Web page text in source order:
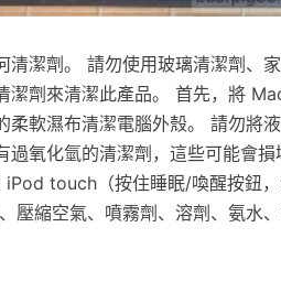
潔劑。 請勿使用玻璃清潔劑、家
潔劑來清潔此產品。 首先，將
軟濕布清潔電腦外殼。 請勿將
氧化氫的清潔劑，這些可能會損
touch（按住睡眠/喚醒按鈕
壓縮空氣、噴霧劑、溶劑、氨水